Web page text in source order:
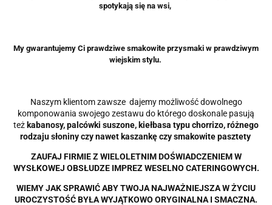
spotykają się na wsi,
My gwarantujemy Ci prawdziwe smakowite przysmaki w prawdziwym
wiejskim stylu.
Naszym klientom zawsze dajemy możliwość dowolnego
komponowania swojego zestawu do którego doskonale pasują
teżkabanosy, palcówki suszone, kiełbasa typu chorrizo, różnego
rodzaju słoniny czy nawet kaszankę czy smakowite pasztety
ZAUFAJ FIRMIE Z WIELOLETNIM DOŚWIADCZENIEM W
WYSŁKOWEJ OBSŁUDZE IMPREZ WESELNO CATERINGOWYCH.
WIEMY JAK SPRAWIĆ ABY TWOJA NAJWAŻNIEJSZA W ŻYCIU
UROCZYSTOŚĆ BYŁA WYJĄTKOWO ORYGINALNA I SMACZNA.